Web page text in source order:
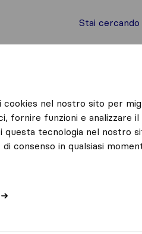
Stai cercando
nel nostro sito per
fornire funzioni e analizzare
tecnologia nel nostro
consenso in qualsiasi